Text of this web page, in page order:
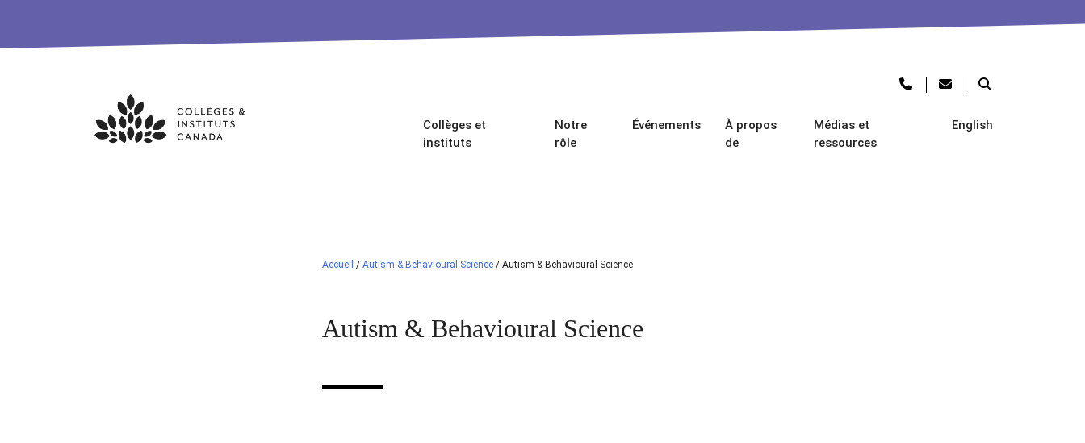
Skip
Collèges et
instituts
Notre
rôle
Événements
À propos
de
Médias et
ressources
English
Accueil / Autism & Behavioural Science / Autism & Behavioural Science
Autism & Behavioural Science